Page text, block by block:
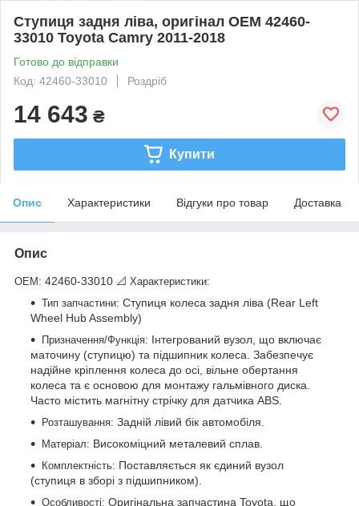
Ступиця задня ліва, оригінал OEM 42460-
33010 Toyota Camry 2011-2018
Готово до відправки
Код: 42460-33010
Роздріб
14 643 ₴
Купити
Опис Характеристики Відгуки про товар Доставка
Опис
OEM: 42460-33010 📐 Характеристики:
Тип запчастини: Ступиця колеса задня ліва (Rear Left
Wheel Hub Assembly)
Призначення/Функція: Інтегрований вузол, що включає
маточину (ступицю) та підшипник колеса. Забезпечує
надійне кріплення колеса до осі, вільне обертання
колеса та є основою для монтажу гальмівного диска.
Часто містить магнітну стрічку для датчика ABS.
Розташування: Задній лівий бік автомобіля.
Матеріал: Високоміцний металевий сплав.
Комплектність: Поставляється як єдиний вузол
(ступиця в зборі з підшипником).
Особливості: Оригінальна запчастина Toyota, що